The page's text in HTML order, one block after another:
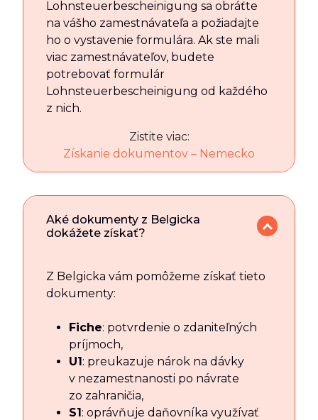
Lohnsteuerbescheinigung sa obráťte
na vášho zamestnávateľa a požiadajte
ho o vystavenie formulára. Ak ste mali
viac zamestnávateľov, budete
potrebovať formulár
Lohnsteuerbescheinigung od každého
z nich.
Zistite viac:
Získanie dokumentov – Nemecko
Aké dokumenty z Belgicka
dokážete získať?
Z Belgicka vám pomôžeme získať tieto
dokumenty:
Fiche: potvrdenie o zdaniteľných
príjmoch,
U1: preukazuje nárok na dávky
v nezamestnanosti po návrate
zo zahraničia,
S1: oprávňuje daňovníka využívať